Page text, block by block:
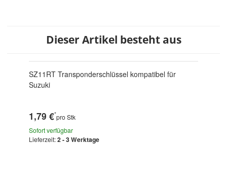
Dieser Artikel besteht aus
SZ11RT Transponderschlüssel kompatibel für
Suzuki
1,79 €*pro Stk
Sofort verfügbar
Lieferzeit:2 - 3 Werktage